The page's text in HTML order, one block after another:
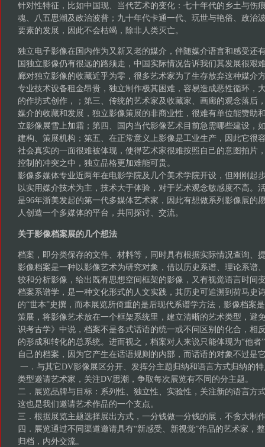
针对性特征，比如中国现、当代艺术的变化：七十年代的乡土与伤
魂、八五思潮及政治波普；九十年代卡通一代、玩世与艳俗、政
要素的发展，因此不会枯竭，除非人类灭亡。
独立电子影像在国内作为又新又老的媒介，伴随媒介语言和感受还
国独立影像仍有很远的路须走，中国实际情况告诉我们其发展很艰
廊对独立影像的收藏近乎为零，很多艺术家为了生存放弃这种媒介
专业技术设备租金昂贵，独立制作极其困难，容易造成恶性循环，
的作坊式创作，；第三、传统的艺术家及收藏家、画廊的观念落后
媒介的收藏和发展，独立影像策展的非商业性，很难有单位能赞助
立影像展雪上加霜；第四、国内当代影像艺术目前急需哪些建设，
建构、策展机构；第五、在正常意义上影像是工业生产，因此它很
社会真实的一面很难被体现，使得艺术家很难按照自己的意图拍片
控制的冲突之中，独立品格更加难能可贵。
影像多媒体专业近两年在电影学院及几个美术学院开设，但刚刚起
以实用媒介技术为主，技术大于体验，对于艺术观念敏感度不高。
是96年浙美发起的第一代多媒体艺术家，因此有想做系列影像展的
人创造一个多媒体的平台，共同探讨、交流。
关于影像档案展的几个想法
档案，即分类保存的文件、材料等，同时具有根据实际情况查询、
影像档案是一种以影像艺术为研究对象，借以历史系谱、理论系谱
较和分析影像，给出既有思想空间框架的影像，又有视觉语言时间
档案系谱学，是一种文化形式的人文实践，其历史可追溯到荷马史
的“世本”史撰，而本展览所倚重的是后现代系谱学方法，影像档案
策展，将影像艺术放在一个框架系统里，建立清晰的艺术类型，避
识考古学》中说，档案不是各式话语的统一或不问区别的化合，相
的形成和转化的总系统。进而视之，档案对人来说只能体现为“他者
自己的档案，因为它产生在话语规则的内部，而话语的对象不过是
一．与其它DV影像展区分开、发挥分主题归纳和语言方式归纳的
类型邀请艺术家，关注DV思潮，争取每次展览有不同的分主题。
二．展览品牌与目标：系列性、独立性、实验性，关注新的语言方
这也是我们邀请艺术作品的一个支点。
三．根据展览主题选择展出方式，一分钱做一分钱的展，不贪大制
四．展览通过不同渠道邀请具有“新感受、新视觉”作品的艺术家，
归档，内外交流。